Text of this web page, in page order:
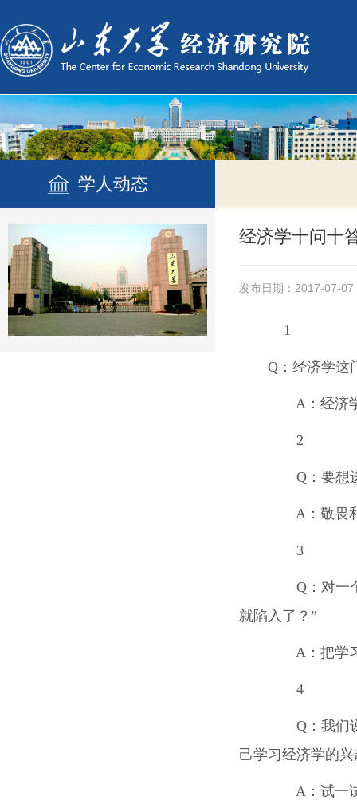
学人动态
经济学十问十
发布日期：2017-07-07
1
Q ：经济学
A ：经
2
Q ：要
A ：敬
3
Q ：对
就陷入了？”
A ：把
4
Q ：我
己学习经济学的
A ：试